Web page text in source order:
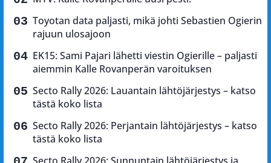
Toyotan data paljasti, mikä johti Sebastien Ogierin
rajuun ulosajoon
EK15: Sami Pajari lähetti viestin Ogierille – paljasti
aiemmin Kalle Rovanperän varoituksen
Secto Rally 2026: Lauantain lähtöjärjestys – katso
tästä koko lista
Secto Rally 2026: Perjantain lähtöjärjestys – katso
tästä koko lista